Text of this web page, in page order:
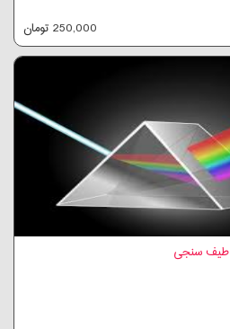
250,000 تومان
طیف سنجی